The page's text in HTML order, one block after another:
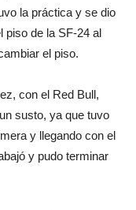
la práctica y se dio
piso de la SF-24 al
el piso.
con el Red Bull,
susto, ya que tuvo
y llegando con el
y pudo terminar